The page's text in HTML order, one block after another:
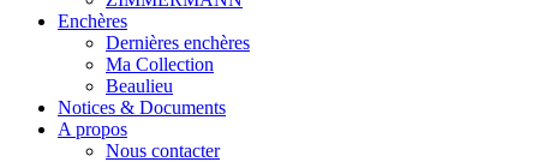
Enchères
Dernières enchères
Ma Collection
Beaulieu
Notices & Documents
A propos
Nous contacter